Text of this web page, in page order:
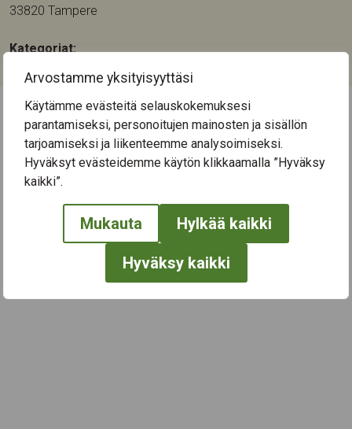
Arvostamme yksityisyyttäsi
Käytämme evästeitä selauskokemuksesi
parantamiseksi, personoitujen mainosten ja sisällön
tarjoamiseksi ja liikenteemme analysoimiseksi.
Hyväksyt evästeidemme käytön klikkaamalla ”Hyväksy
kaikki”.
Mukauta Hylkää kaikki
Hyväksy kaikki
33820 Tampere
Kategoriat:
← Näytä kaikki tapahtumat